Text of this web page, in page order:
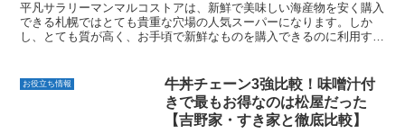
平凡サラリーマンマルコストアは、新鮮で美味しい海産物を安く購入
できる札幌ではとても貴重な穴場の人気スーパーになります。しか
し、とても質が高く、お手頃で新鮮なものを購入できるのに利用する
お役立ち情報
牛丼チェーン3強比較！味噌汁付
きで最もお得なのは松屋だった
【吉野家・すき家と徹底比較】